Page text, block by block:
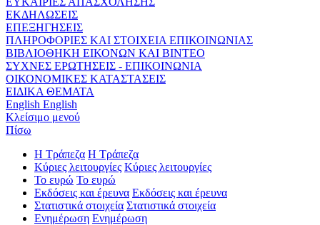
ΕΚΔΗΛΩΣΕΙΣ
ΕΠΕΞΗΓΗΣΕΙΣ
ΠΛΗΡΟΦΟΡΙΕΣ ΚΑΙ ΣΤΟΙΧΕΙΑ ΕΠΙΚΟΙΝΩΝΙΑΣ
ΒΙΒΛΙΟΘΗΚΗ ΕΙΚΟΝΩΝ ΚΑΙ ΒΙΝΤΕΟ
ΣΥΧΝΕΣ ΕΡΩΤΗΣΕΙΣ - ΕΠΙΚΟΙΝΩΝΙΑ
ΟΙΚΟΝΟΜΙΚΕΣ ΚΑΤΑΣΤΑΣΕΙΣ
ΕΙΔΙΚΑ ΘΕΜΑΤΑ
English English
Κλείσιμο μενού
Πίσω
Η Τράπεζα Η Τράπεζα
Κύριες λειτουργίες Κύριες λειτουργίες
Το ευρώ Το ευρώ
Εκδόσεις και έρευνα Εκδόσεις και έρευνα
Στατιστικά στοιχεία Στατιστικά στοιχεία
Ενημέρωση Ενημέρωση